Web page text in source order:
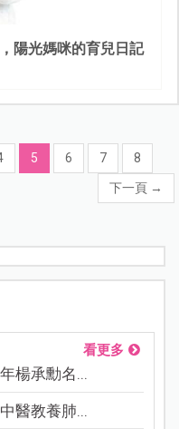
陽光媽咪的育兒日記
5 6 7 8
下一頁 →
看更多
楊承勳名...
醫教養肺...